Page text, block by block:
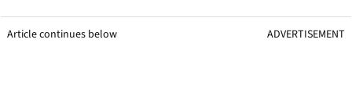
Article continues below ADVERTISEMENT